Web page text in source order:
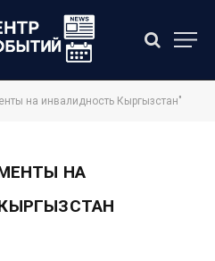
на инвалидность Кыргызстан"
НА